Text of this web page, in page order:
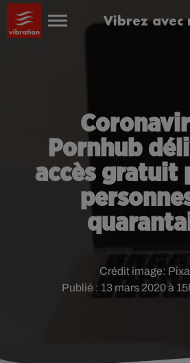
Vibrez avec
Pornhub
accès gratuit
Publié : 13 mars 2020 à
Crédit image: